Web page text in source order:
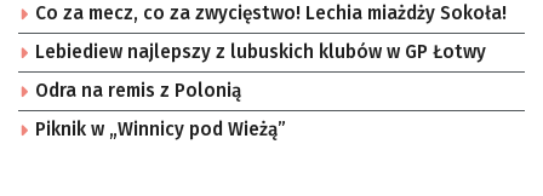
Co za mecz, co za zwycięstwo! Lechia miażdży Sokoła!
Lebiediew najlepszy z lubuskich klubów w GP Łotwy
Odra na remis z Polonią
Piknik w „Winnicy pod Wieżą”